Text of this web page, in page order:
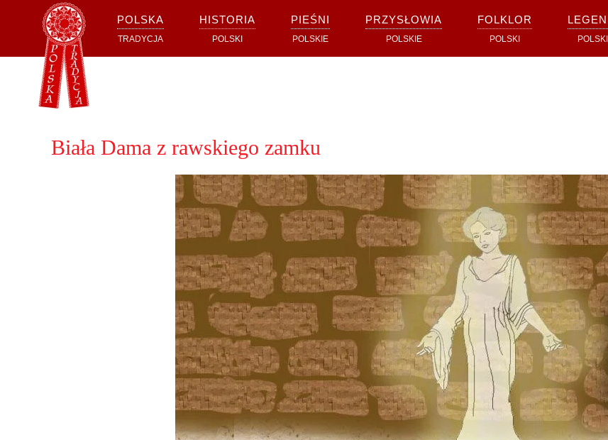
Przejdź do głównej treści
POLSKA
TRADYCJA
HISTORIA
POLSKI
PIEŚNI
POLSKIE
PRZYSŁOWIA
POLSKIE
FOLKLOR
POLSKI
Biała Dama z rawskiego zamku